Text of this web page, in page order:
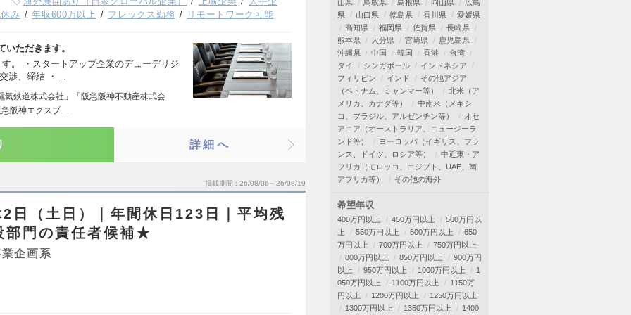
み
年収600万以上 フレックス勤務 リモートワーク可能
ただきます。
。 ・スタートアップ企業のデューデリジ
渉、締結 ・…
気鉄道株式会社」「阪急阪神不動産株式会
阪神エクスプ…
詳細へ
掲載期間 26/08/06～26/08/19
日（土日）｜年間休日123日｜平均残
門の責任者候補★
企画系
山県 鳥取県 島根県 岡山県
広島
県
山口県 徳島県 香川県
愛媛県
高知県
福岡県 佐賀県
長崎県
熊本県
大分県 宮崎県
鹿児島県
沖縄県
中国 韓国 香港
台湾
タイ
シンガポール
インドネシア
フィリピン
インド
その他アジア
（ベトナム、ミャンマー等）
北米（ア
メリカ、カナダ等）
中南米（メキシ
コ、ブラジル、アルゼンチン等）
オセ
アニア（オーストラリア、ニュージーラ
ンド等）
ヨーロッパ（イギリス、フラ
ンス、ドイツ、ロシア等）
中近東・ア
フリカ（モロッコ、エジプト、UAE、南
アフリカ等）
その他の海外
希望年収
400万円以上 450万円以上
500万円以
上
550万円以上 600万円以上
650
万円以上
700万円以上
750万円以上
800万円以上
850万円以上
900万円
以上
950万円以上 1000万円以上
1
050万円以上
1100万円以上
1150万
円以上
1200万円以上
1250万円以上
1300万円以上
1350万円以上 1400